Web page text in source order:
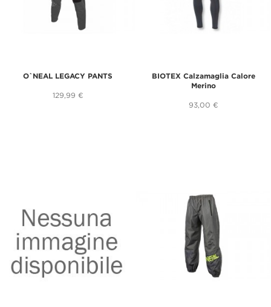
O`NEAL LEGACY PANTS
129,99 €
BIOTEX Calzamaglia Calore
Merino
93,00 €